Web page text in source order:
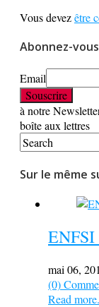
Vous devezêtre
Abonnez-vous
Email
à notre
boîte aux lettres
Sur le même
ENFSI
mai 06,
(0)
Read